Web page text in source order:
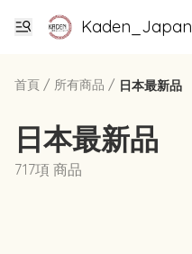
Kaden_Japan
首頁 / 所有商品 / 日本最新品
日本最新品
717項 商品